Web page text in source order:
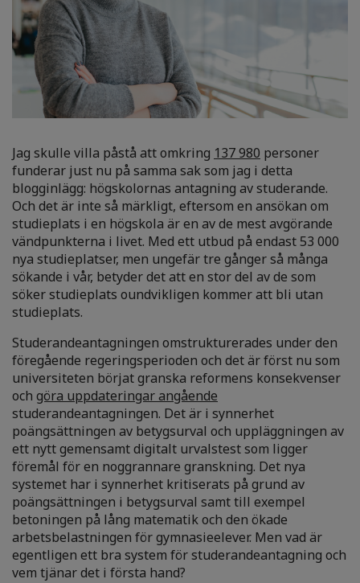
Jag skulle villa påstå att omkring 137 980 personer
funderar just nu på samma sak som jag i detta
blogginlägg: högskolornas antagning av studerande.
Och det är inte så märkligt, eftersom en ansökan om
studieplats i en högskola är en av de mest avgörande
vändpunkterna i livet. Med ett utbud på endast 53 000
nya studieplatser, men ungefär tre gånger så många
sökande i vår, betyder det att en stor del av de som
söker studieplats oundvikligen kommer att bli utan
studieplats.
Studerandeantagningen omstrukturerades under den
föregående regeringsperioden och det är först nu som
universiteten börjat granska reformens konsekvenser
och göra uppdateringar angående
studerandeantagningen. Det är i synnerhet
poängsättningen av betygsurval och uppläggningen av
ett nytt gemensamt digitalt urvalstest som ligger
föremål för en noggrannare granskning. Det nya
systemet har i synnerhet kritiserats på grund av
poängsättningen i betygsurval samt till exempel
betoningen på lång matematik och den ökade
arbetsbelastningen för gymnasieelever. Men vad är
egentligen ett bra system för studerandeantagning och
vem tjänar det i första hand?